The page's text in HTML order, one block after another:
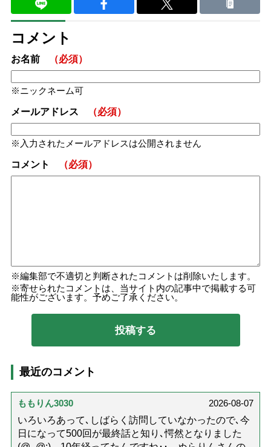
コメント
お名前 （必須）
ニックネーム可
メールアドレス （必須）
入力されたメールアドレスは公開されません
コメント （必須）
編集部で不適切と判断されたコメントは削除いたします。
寄せられたコメントは、当サイト内の記事中で掲載する可
能性がございます。予めご了承ください。
最近のコメント
ももりん3030
2026-08-07
いろいろあって､しばらく訪問していなかったので､今
日になって500回が最終話と知り､愕然となりました